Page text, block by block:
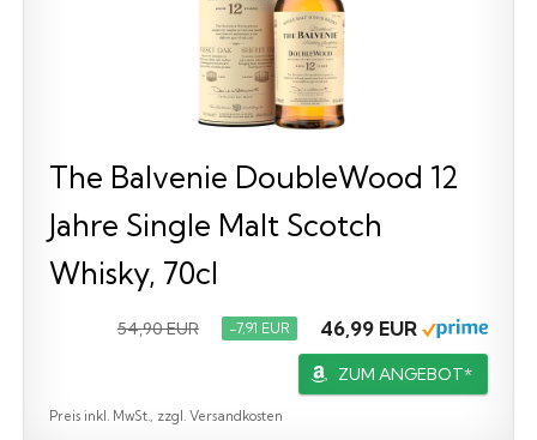
The Balvenie DoubleWood 12
Jahre Single Malt Scotch
Whisky, 70cl
54,90 EUR −7,91 EUR 46,99 EUR
ZUM ANGEBOT*
Preis inkl. MwSt., zzgl. Versandkosten